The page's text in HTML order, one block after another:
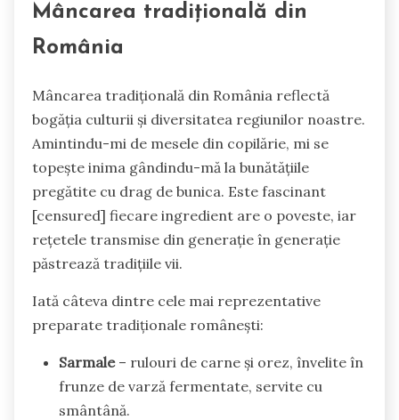
Mâncarea tradițională din
România
Mâncarea tradițională din România reflectă
bogăția culturii și diversitatea regiunilor noastre.
Amintindu-mi de mesele din copilărie, mi se
topește inima gândindu-mă la bunătățiile
pregătite cu drag de bunica. Este fascinant
[censured] fiecare ingredient are o poveste, iar
rețetele transmise din generație în generație
păstrează tradițiile vii.
Iată câteva dintre cele mai reprezentative
preparate tradiționale românești:
Sarmale– rulouri de carne și orez, învelite în
frunze de varză fermentate, servite cu
smântână.